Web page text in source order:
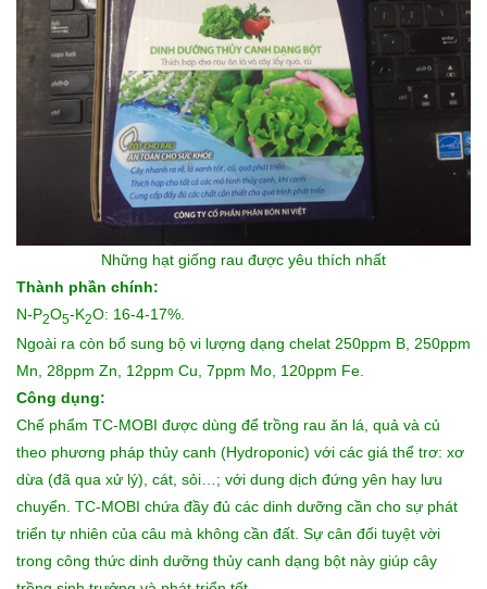
Những hạt giống rau được yêu thích nhất
Thành phần chính:
N-P2O5-K2O: 16-4-17%.
Ngoài ra còn bổ sung bộ vi lượng dạng chelat 250ppm B, 250ppm
Mn, 28ppm Zn, 12ppm Cu, 7ppm Mo, 120ppm Fe.
Công dụng:
Chế phẩm TC-MOBI được dùng để trồng rau ăn lá, quả và củ
theo phương pháp thủy canh (Hydroponic) với các giá thể trơ: xơ
dừa (đã qua xử lý), cát, sỏi…; với dung dịch đứng yên hay lưu
chuyển. TC-MOBI chứa đầy đủ các dinh dưỡng cần cho sự phát
triển tự nhiên của câu mà không cần đất. Sự cân đối tuyệt vời
trong công thức dinh dưỡng thủy canh dạng bột này giúp cây